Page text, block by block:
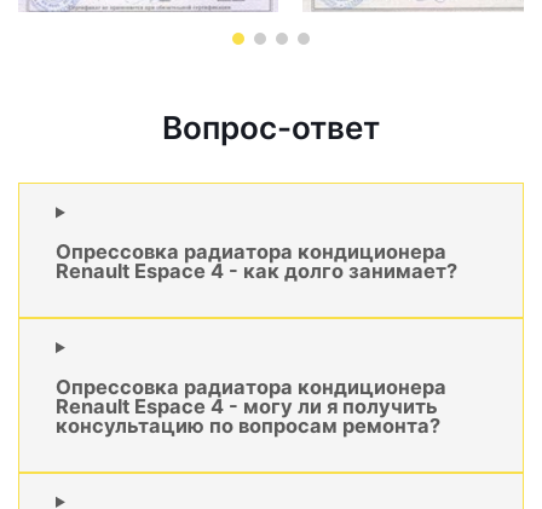
Вопрос-ответ
Опрессовка радиатора кондиционера
Renault Espace 4 - как долго занимает?
Опрессовка радиатора кондиционера
Renault Espace 4 - могу ли я получить
консультацию по вопросам ремонта?